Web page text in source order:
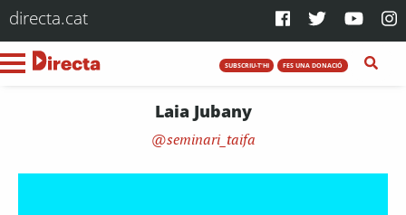
directa.cat
SUBSCRIU-T'HI FES UNA DONACIÓ
Laia Jubany
seminari_taifa